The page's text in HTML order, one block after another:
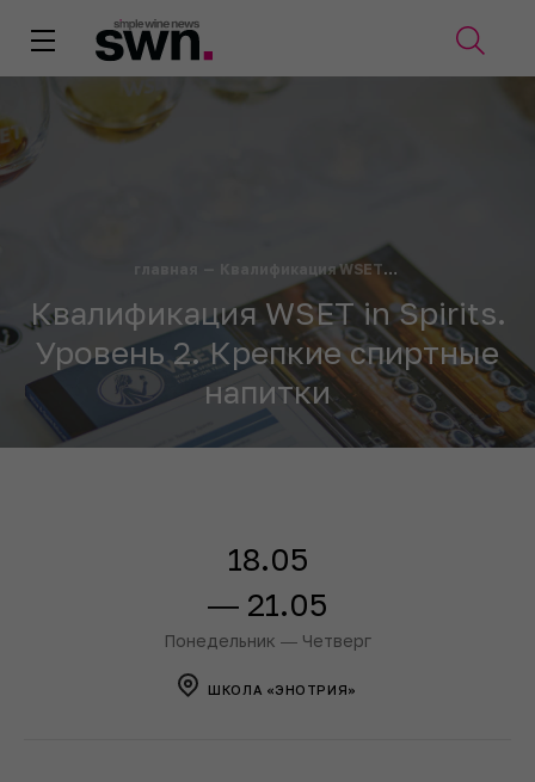
главная — Квалификация WSET in Spirits. Уровень 2. Крепкие спиртные напитки
Квалификация WSET in Spirits.
Уровень 2. Крепкие спиртные
напитки
18.05
― 21.05
Понедельник ― Четверг
ШКОЛА «ЭНОТРИЯ»